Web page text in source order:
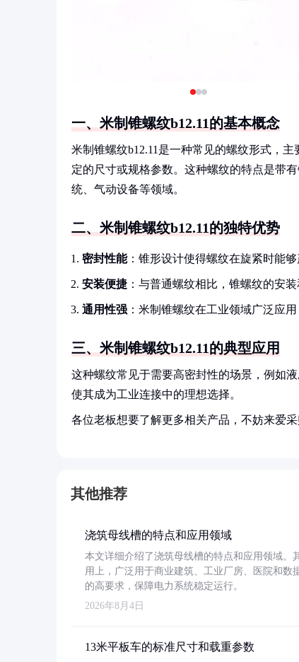
一、米制锥螺纹b12.11的基本概念
米制锥螺纹b12.11是一种常见的螺纹形式，
定的尺寸或规格参数。这种螺纹的特点是带
统、气动设备等领域。
二、米制锥螺纹b12.11的独特优势
密封性能：锥形设计使得螺纹在旋紧时能
安装便捷 ：与普通螺纹相比，锥螺纹的安
通用性强 ：米制锥螺纹在工业领域广泛应
三、米制锥螺纹b12.11的典型应用
这种螺纹常见于需要高密封性的场景，例如
使其成为工业连接中的理想选择。
各位老板想要了解更多相关产品，不妨来爱
其他推荐
浇筑母线槽的特点和应用领域
本文详细介绍了浇筑母线槽的特点和应用领域。
用上，广泛用于商业建筑、工业厂房、医院和
的高要求，保障电力系统稳定运行。
2026年8月4日
13米平板车的标准尺寸和载重参数